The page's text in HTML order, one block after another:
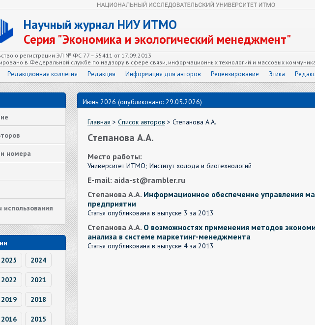
Научный журнал НИУ ИТМО
Серия "Экономика и экологический менеджмент"
о регистрации ЭЛ № ФС 77 – 55411 от 17.09.2013
в Федеральной службе по надзору в сфере связи, информационных технологий и массовых
Редакционная коллегия Редакция Информация для авторов Рецензирование Этика
номера
2025 2024
2022 2021
2019 2018
2016 2015
Июнь 2026 (опубликовано: 29.05.2026)
Главная > Список авторов > Степанова А.А.
Степанова А.А.
Место работы:
Университет ИТМО; Институт холода и биотехнологий
E-mail: aida-st@rambler.ru
Степанова А.А. Информационное обеспечение управления
предприятии
Статья опубликована в выпуске 3 за 2013
Степанова А.А. О возможностях применения методов
анализа в системе маркетинг-менеджмента
Статья опубликована в выпуске 4 за 2013